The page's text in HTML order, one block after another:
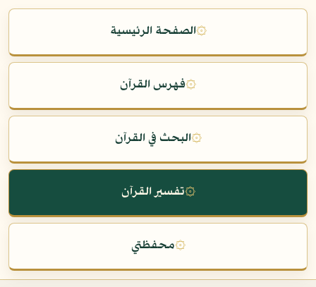
۞الصفحة الرئيسية
۞فهرس القرآن
۞البحث في القرآن
۞تفسير القرآن
۞محفظتي